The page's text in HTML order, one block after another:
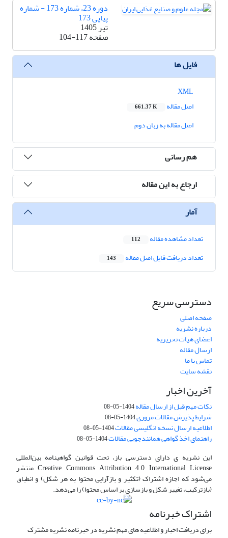
دوره 23، شماره 173 - شماره
پیاپی 173
تیر 1405
صفحه104-117
فایل ها
اصل مقاله
661.37 K
اصل مقاله به زبان دوم
هم رسانی
ارجاع به این مقاله
آمار
تعداد مشاهده مقاله 112
تعداد دریافت فایل اصل مقاله 143
دسترسی سریع
صفحه اصلی
درباره نشریه
اعضای هیات تحریریه
ارسال مقاله
تماس با ما
نقشه سایت
آخرین اخبار
نکات مهم قبل از ارسال مقاله1404-05-08
شرایط پذیرش مقالات مروری1404-05-08
اطلاعیه ارسال نسخه انگلیسی مقالات1404-05-08
راهنمای اخذ گواهی همانندجویی مقالات1404-05-08
این نشریه ی دارای دسترسی باز، تحت قوانین گواهینامه بین‌المللی
Creative Commons Attribution 4.0 International License منتشر
می‌شود که اجازه اشتراک (تکثیر و بازآرایی محتوا به هر شکل) و انطباق
(بازترکیب، تغییر شکل و بازسازی بر اساس محتوا) را می‌دهد.
اشتراک خبرنامه
برای دریافت اخبار و اطلاعیه های مهم نشریه در خبرنامه نشریه مشترک